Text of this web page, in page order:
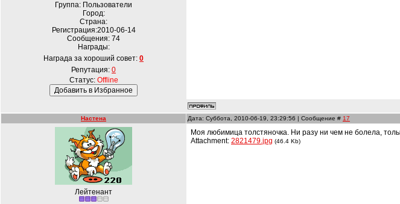
Группа: Пользователи
Город:
Страна:
Регистрация:2010-06-14
Сообщения: 74
Награды:
Награда за хороший совет: 0
Репутация: 0
Статус: Offline
Настена Дата: Суббота, 2010-06-19, 23:29:56 | Сообщение # 17
Лейтенант
Моя любимица толстяночка. Ни разу ни чем не болела,
Attachment: 2821479.jpg (46.4 Kb)